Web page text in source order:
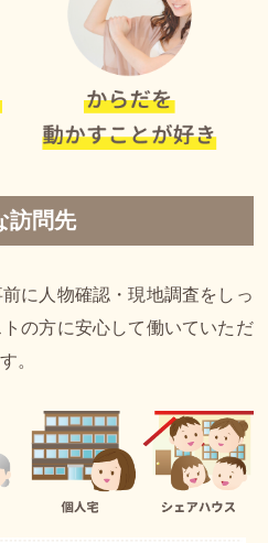
訪問先
に人物確認・現地調査をしっ
の方に安心して働いていただ
。